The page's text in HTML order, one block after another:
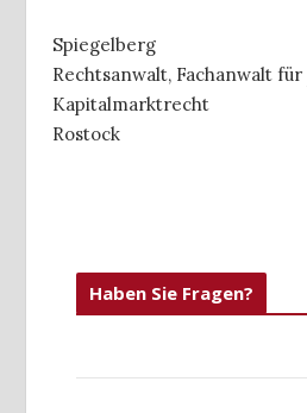
Spiegelberg
Rechtsanwalt, Fachanwalt für
Kapitalmarktrecht
Rostock
Haben Sie Fragen?